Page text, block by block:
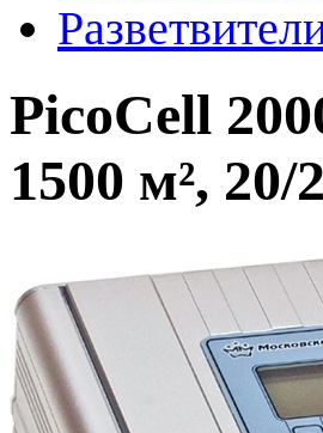
PicoCell
1500 м²,